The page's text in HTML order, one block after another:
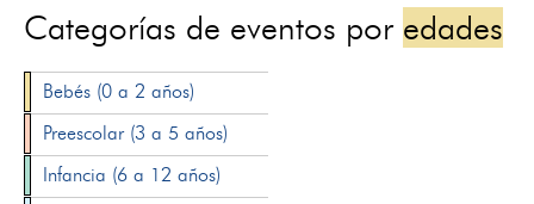
Categorías de eventos por edades
Bebés (0 a 2 años)
Preescolar (3 a 5 años)
Infancia (6 a 12 años)